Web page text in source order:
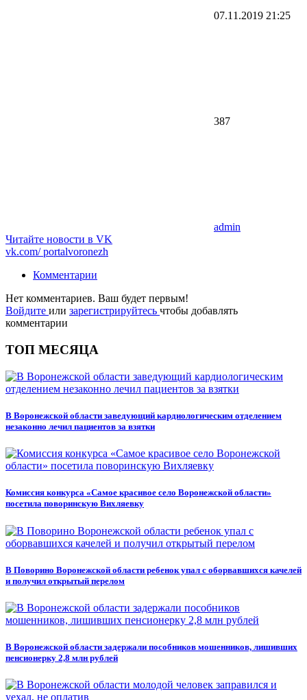
07.11.2019 21:25
387
admin
Читайте новости в VK
vk.com/portalvoronezh
Комментарии
Нет комментариев. Ваш будет первым!
Войдите или зарегистрируйтесь чтобы добавлять
комментарии
ТОП МЕСЯЦА
В Воронежской области заведующий кардиологическим отделением
незаконно лечил пациентов за взятки
Комиссия конкурса «Самое красивое село Воронежской области»
посетила поворинскую Вихляевку
В Поворино Воронежской области ребенок упал с оборвавшихся качелей
и получил открытый перелом
В Воронежской области задержали пособников мошенников, лишивших
пенсионерку 2,8 млн рублей